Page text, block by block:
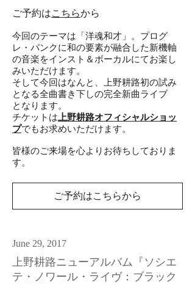
ご予約はこちらから
今回のテーマは「洋魂和才」。プログ
レ・パンクに和の要素が融合した新機軸
の音楽をインスト＆ボーカルにてお楽し
みいただけます。
そして今回はなんと、上野耕路初の試み
となる全曲書き下しの完全新曲ライブ
となります。
チケットは 上野耕路オフィシャルショッ
プでもお求めいただけます。
皆様のご来場を心よりお待ちしておりま
す。
ご予約はこちらから
June 29, 2017
上野耕路ニューアルバム『ソシエ
テ・ノワール・ライヴ：ブラック